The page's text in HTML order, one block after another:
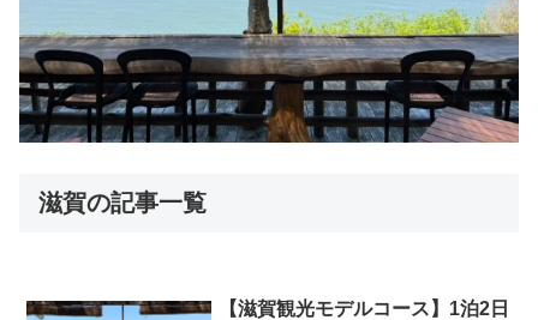
滋賀の記事一覧
【滋賀観光モデルコース】1泊2日